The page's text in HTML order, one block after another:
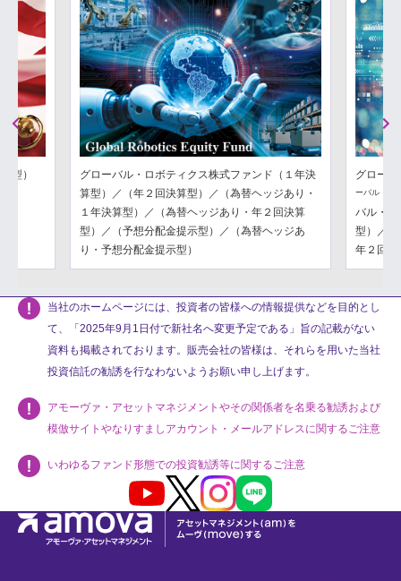
Previous
型）
グローバル・ロボティクス株式ファンド（１年決
算型）／（年２回決算型）／（為替ヘッジあり・
１年決算型）／（為替ヘッジあり・年２回決算
型）／（予想分配金提示型）／（為替ヘッジあ
り・予想分配金提示型）
グロー
ーバル・フ
バル・フ
型）／（
年２回決
Next
当社のホームページには、投資者の皆様への情報提供などを目的とし
て、「2025年9月1日付で新社名へ変更予定である」旨の記載がない
資料も掲載されております。販売会社の皆様は、それらを用いた当社
投資信託の勧誘を行なわないようお願い申し上げます。
アモーヴァ・アセットマネジメントやその関係者を名乗る勧誘および
模倣サイトやなりすましアカウント・メールアドレスに関するご注意
いわゆるファンド形態での投資勧誘等に関するご注意
Youtube X InstagramLINE